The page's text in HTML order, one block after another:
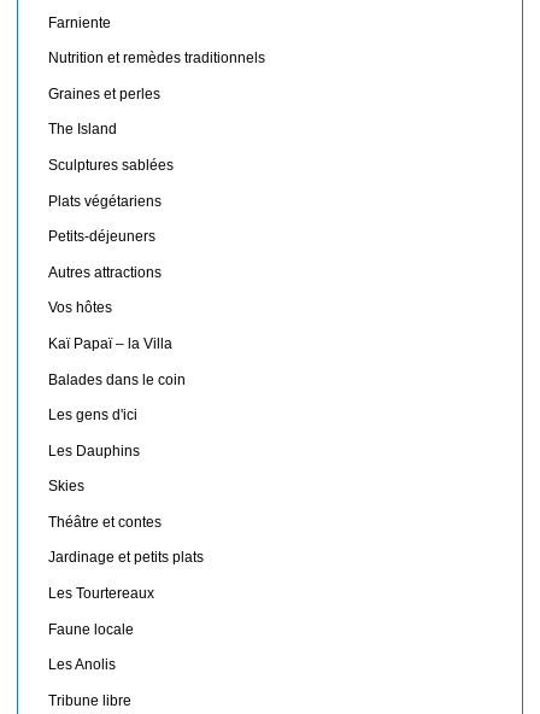
Farniente
Nutrition et remèdes traditionnels
Graines et perles
The Island
Sculptures sablées
Plats végétariens
Petits-déjeuners
Autres attractions
Vos hôtes
Kaï Papaï – la Villa
Balades dans le coin
Les gens d'ici
Les Dauphins
Skies
Théâtre et contes
Jardinage et petits plats
Les Tourtereaux
Faune locale
Les Anolis
Tribune libre